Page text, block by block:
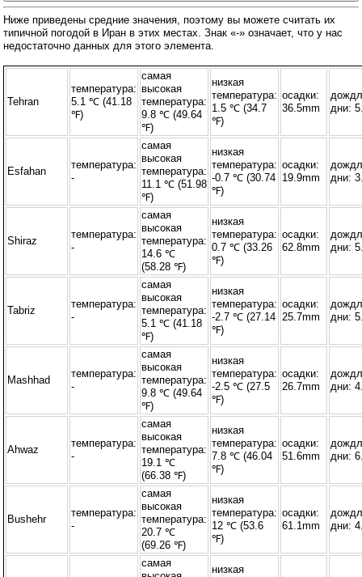
Ниже приведены средние значения, поэтому вы можете считать их
типичной погодой в Иран в этих местах. Знак «-» означает, что у нас
недостаточно данных для этого элемента.
Tehran
температура:
5.1 ℃ (41.18
℉)
самая
высокая
температура:
9.8 ℃ (49.64
℉)
низкая
температура:
1.5 ℃ (34.7
℉)
осадки:
36.5mm
дни:
Esfahan
температура:
-
самая
высокая
температура:
11.1 ℃ (51.98
℉)
низкая
температура:
-0.7 ℃ (30.74
℉)
осадки:
19.9mm
дни:
Shiraz
температура:
-
самая
высокая
температура:
14.6 ℃
(58.28 ℉)
низкая
температура:
0.7 ℃ (33.26
℉)
осадки:
62.8mm
дни:
Tabriz
температура:
-
самая
высокая
температура:
5.1 ℃ (41.18
℉)
низкая
температура:
-2.7 ℃ (27.14
℉)
осадки:
25.7mm
дни:
Mashhad
температура:
-
самая
высокая
температура:
9.8 ℃ (49.64
℉)
низкая
температура:
-2.5 ℃ (27.5
℉)
осадки:
26.7mm
дни:
Ahwaz
температура:
-
самая
высокая
температура:
19.1 ℃
(66.38 ℉)
низкая
температура:
7.8 ℃ (46.04
℉)
осадки:
51.6mm
дни:
Bushehr
температура:
-
самая
высокая
температура:
20.7 ℃
(69.26 ℉)
низкая
температура:
12 ℃ (53.6
℉)
осадки:
61.1mm
дни:
самая
низкая